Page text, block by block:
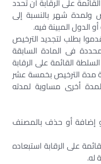
على الرقابة أن تحدد
ولمدة شهر بالنسبة إلى
الدول المبينة فيه.
بطلب لتجديد الترخيص
فى المادة السابقة
القائمة على الرقابة
مدة الترخيص بخمسة عشر
أخرى مساوية لمدته
إضافة أو حذف بالمصنف
على الرقابة استبعاده
له.